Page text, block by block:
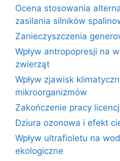
Ocena stosowania
zasilania silników
Zanieczyszczenia
Wpływ antropopresji na
zwierząt
Wpływ zjawisk
mikroorganizmów
Zakończenie pracy
Dziura ozonowa i efekt
Wpływ ultrafioletu na
ekologiczne